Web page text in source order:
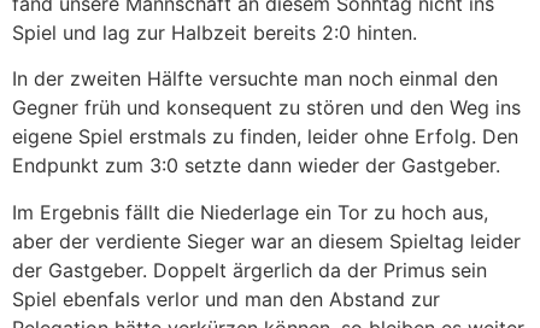
Spiel und lag zur Halbzeit bereits 2:0 hinten.
In der zweiten Hälfte versuchte man noch einmal den
Gegner früh und konsequent zu stören und den Weg ins
eigene Spiel erstmals zu finden, leider ohne Erfolg. Den
Endpunkt zum 3:0 setzte dann wieder der Gastgeber.
Im Ergebnis fällt die Niederlage ein Tor zu hoch aus,
aber der verdiente Sieger war an diesem Spieltag leider
der Gastgeber. Doppelt ärgerlich da der Primus sein
Spiel ebenfals verlor und man den Abstand zur